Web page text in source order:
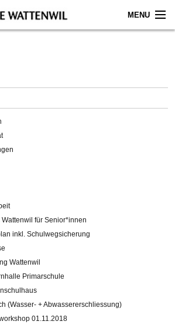
MENU
Wattenwil für Senior*innen
inkl. Schulwegsicherung
Wattenwil
Primarschule
(Wasser- + Abwassererschliessung)
01.11.2018